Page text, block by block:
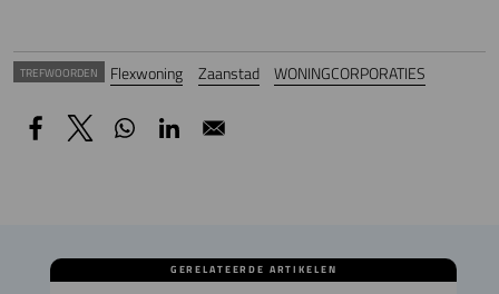
TREFWOORDEN Flexwoning Zaanstad WONINGCORPORATIES
GERELATEERDE ARTIKELEN